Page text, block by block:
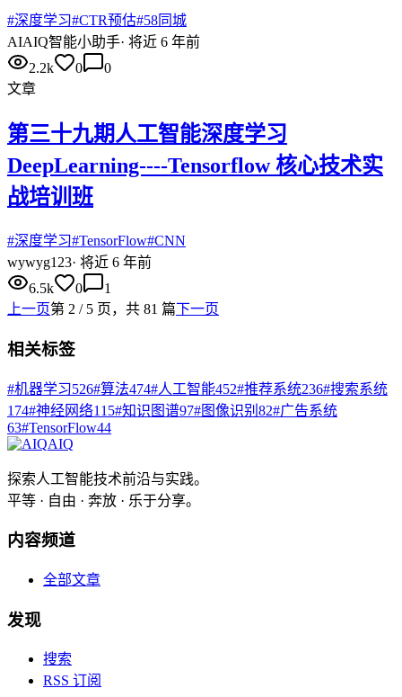
#深度学习#CTR预估#58同城
AIAIQ智能小助手· 将近 6 年前
2.2k
0
0
文章
第三十九期人工智能深度学习
DeepLearning----Tensorflow 核心技术实
战培训班
#深度学习#TensorFlow#CNN
wywyg123· 将近 6 年前
6.5k
0
1
上一页第 2 / 5 页，共 81 篇下一页
相关标签
#机器学习526#算法474#人工智能452#推荐系统236#搜索系统
174#神经网络115#知识图谱97#图像识别 82#广告系统
63#TensorFlow44
AIQ
探索人工智能技术前沿与实践。
平等 · 自由 · 奔放 · 乐于分享。
内容频道
全部文章
发现
搜索
RSS 订阅